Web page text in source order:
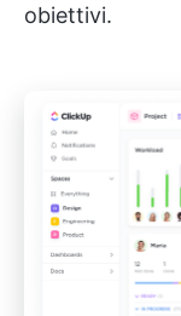
obiettivi.